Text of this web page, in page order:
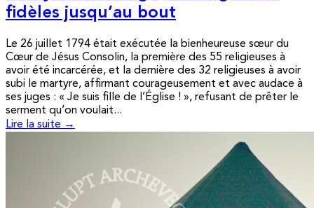
fidèles jusqu’au bout
Le 26 juillet 1794 était exécutée la bienheureuse sœur du
Cœur de Jésus Consolin, la première des 55 religieuses à
avoir été incarcérée, et la dernière des 32 religieuses à avoir
subi le martyre, affirmant courageusement et avec audace à
ses juges : « Je suis fille de l’Église ! », refusant de prêter le
serment qu’on voulait...
Lire la suite →